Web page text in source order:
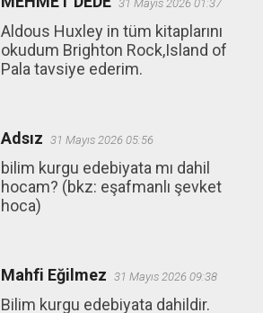
31 Mayıs 2026 01:37
Aldous Huxley in tüm kitaplarını
okudum Brighton Rock,Island of
Pala tavsiye ederim.
Adsız 31 Mayıs 2026 05:56
bilim kurgu edebiyata mı dahil
hocam? (bkz: eşafmanlı şevket
hoca)
Mahfi Eğilmez 31 Mayıs 2026 09:38
Bilim kurgu edebiyata dahildir.